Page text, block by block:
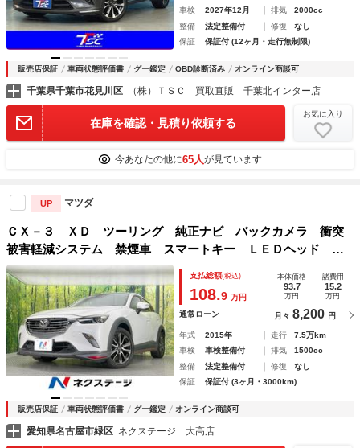
車検
2027年12月 排気
2000cc
整備
法定整備付 修復
なし
保証
保証付 (12ヶ月・走行無制限)
販売店保証 車両状態評価書 グー鑑定 OBD診断済み オンライン商談可
千葉県千葉市花見川区 （株）ＴＳＣ 買取直販 千葉北インター店
在庫を確認・見積り依頼する
お気に入り
今あなたの他に65人が見ています
UP マツダ
ＣＸ－３ ＸＤ ツーリング 純正ナビ バックカメラ 衝突
被害軽減システム 禁煙車 スマートキー ＬＥＤヘッド ビ
ルトインＥＴＣ クルコン 純正１８インチアルミ オートラ
イト オートエアコン
支払総額(税込)
108.9 万円
本体価格
93.7
万円
諸費用
15.2
万円
通常ローン 月々 8,200 円
年式 2015年 走行
7.5万km
車検
車検整備付 排気
1500cc
整備
法定整備付 修復
なし
保証
保証付 (3ヶ月・3000km)
販売店保証 車両状態評価書 グー鑑定 オンライン商談可
愛知県名古屋市緑区 ネクステージ 大高店